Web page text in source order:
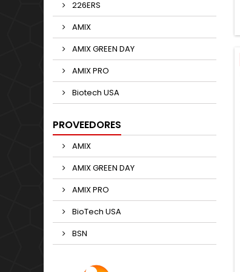
226ERS
AMIX
AMIX GREEN DAY
AMIX PRO
Biotech USA
PROVEEDORES
AMIX
AMIX GREEN DAY
AMIX PRO
BioTech USA
BSN